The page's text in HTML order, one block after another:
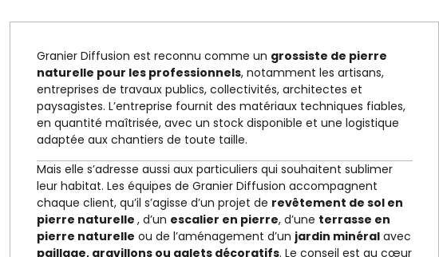
Granier Diffusion est reconnu comme un grossiste de pierre
naturelle pour les professionnels, notamment les artisans,
entreprises de travaux publics, collectivités, architectes et
paysagistes. L’entreprise fournit des matériaux techniques fiables,
en quantité maîtrisée, avec un stock disponible et une logistique
adaptée aux chantiers de toute taille.
Mais elle s’adresse aussi aux particuliers qui souhaitent sublimer
leur habitat. Les équipes de Granier Diffusion accompagnent
chaque client, qu’il s’agisse d’un projet de revêtement de sol en
pierre naturelle , d’un escalier en pierre, d’une terrasse en
pierre naturelle ou de l’aménagement d’un jardin minéralavec
paillage, gravillons ou galets décoratifs. Le conseil est au cœur